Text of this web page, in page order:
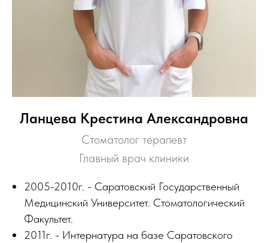
Ланцева Крестина Александровна
Стоматолог терапевт
Главный врач клиники
2005-2010г. - Саратовский Государственный
Медицинский Университет. Стоматологический
Факультет.
2011г. - Интернатура на базе Саратовского